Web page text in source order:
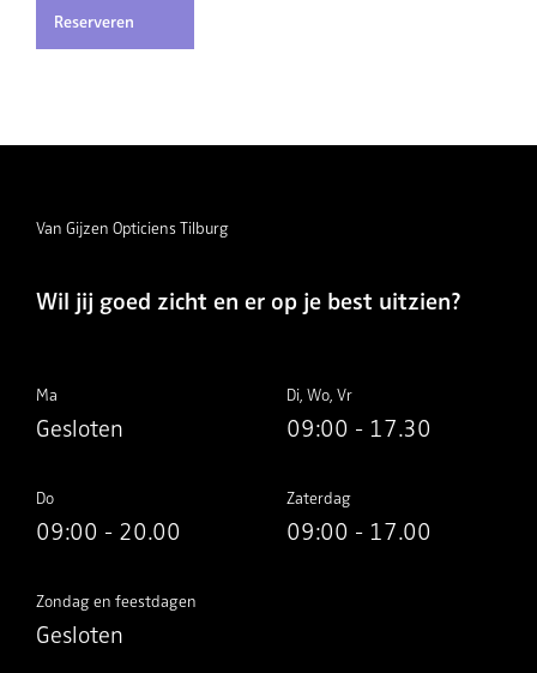
Reserveren
Van Gijzen Opticiens Tilburg
Wil jij goed zicht en er op je best uitzien?
Ma
Gesloten
Di, Wo, Vr
09:00 - 17.30
Do
09:00 - 20.00
Zaterdag
09:00 - 17.00
Zondag en feestdagen
Gesloten